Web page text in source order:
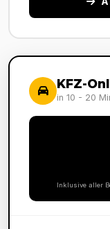
KFZ-
in 10 - 20
Inklusive aller